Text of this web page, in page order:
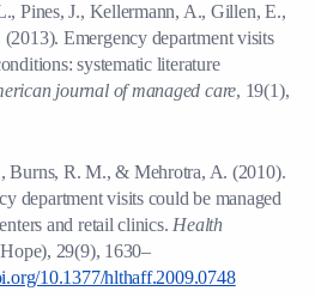
Pines, J., Kellermann, A., Gillen, E.,
Emergency department visits
systematic literature
journal of managed care, 19(1),
Burns, R. M., & Mehrotra, A. (2010).
department visits could be managed
and retail clinics. Health
29(9), 1630–
10.1377/hlthaff.2009.0748